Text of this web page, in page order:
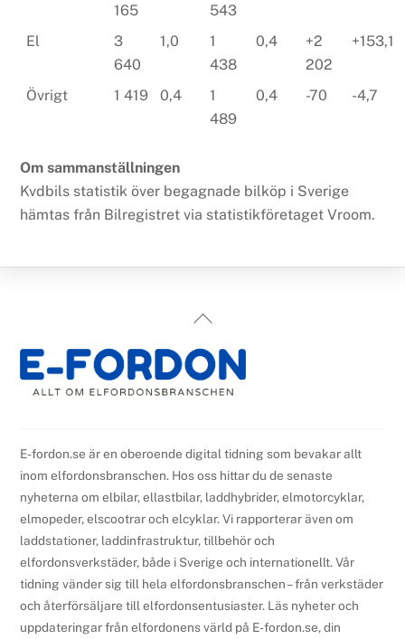
165
543
El
3
640
1,0
1
438
0,4
+2
202
+153,1
Övrigt 1 419 0,4
1
489
0,4 -70 -4,7
Om sammanställningen
Kvdbils statistik över begagnade bilköp i Sverige
hämtas från Bilregistret via statistikföretaget Vroom.
Back
Top
E-fordon.se är en oberoende digital tidning som bevakar allt
inom elfordonsbranschen. Hos oss hittar du de senaste
nyheterna om elbilar, ellastbilar, laddhybrider, elmotorcyklar,
elmopeder, elscootrar och elcyklar. Vi rapporterar även om
laddstationer, laddinfrastruktur, tillbehör och
elfordonsverkstäder, både i Sverige och internationellt. Vår
tidning vänder sig till hela elfordonsbranschen – från verkstäder
och återförsäljare till elfordonsentusiaster. Läs nyheter och
uppdateringar från elfordonens värld på E-fordon.se, din